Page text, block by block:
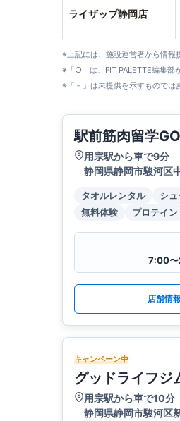
ライザップ静岡店
※上記には、施設運営者から情報
※「○」は、FIT PALETTE編集部
※「－」は未提供を示すものでは
駅前筋肉留学
用宗駅から車で9分
静岡県静岡市駿河区
タオルレンタル シ
無料体験
プロテイン
7:00
店舗情報
キャンペーン中
グッドライフジ
用宗駅から車で10分
静岡県静岡市駿河区